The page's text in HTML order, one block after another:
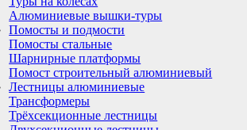
Алюминиевые вышки-туры
Помосты и подмости
Помосты стальные
Шарнирные платформы
Помост строительный алюминиевый
Лестницы алюминиевые
Трансформеры
Трёхсекционные лестницы